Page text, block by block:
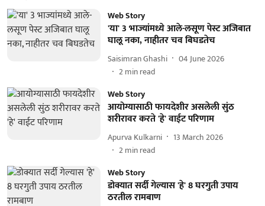
Web Story
'या' 3 भाज्यांमध्ये आले-लसूण पेस्ट अजिबात
घालू नका, नाहीतर चव बिघडतेच
Saisimran Ghashi
04 June 2026
2min read
Web Story
आयोग्यासाठी फायदेशीर असलेली सुंठ
शरीरावर करते 'हे' वाईट परिणाम
Apurva Kulkarni
13 March 2026
2min read
Web Story
डोक्यात सर्दी गेल्यास 'हे' 8 घरगुती उपाय
ठरतील रामबाण